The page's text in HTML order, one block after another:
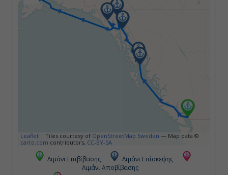
Ημέρα 4η
Τζούνο ( Αλάσκα ), Η.Π.Α.
Ημέρα 5η
Σκάγκγουέϊ ( Αλάσκα ), Η.Π.Α.
07:00
21:00
Leaflet | Tiles courtesy of OpenStreetMap Sweden — Map data ©
carto.com contributors, CC-BY-SA
Λιμάνι Επιβίβασης
Λιμάνι Επίσκεψης
Λιμάνι Αποβίβασης